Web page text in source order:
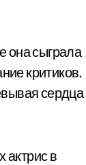
она сыграла
критиков.
сердца
актрис в